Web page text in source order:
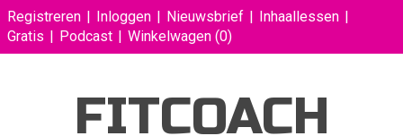
Registreren Inloggen Nieuwsbrief
Inhaallessen
Gratis
Podcast Winkelwagen (0)
FITCOACH